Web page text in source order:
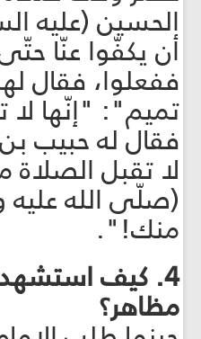
الحسين (عليه
أن يكفّوا عنّا
ففعلوا، فقال
تميم": "إنّها لا
فقال له حبيب
لا تقبل
(صلّى الله عليه
منك!".
4. كيف
مظاهر؟